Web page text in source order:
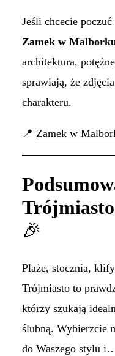
Jeśli chcecie
Zamek w
architektura,
sprawiają, że
charakteru.
📍 Zamek w
🎉
Plaże, stocznia,
Trójmiasto to
którzy szukają
ślubną. Wybierzcie
do Waszego stylu